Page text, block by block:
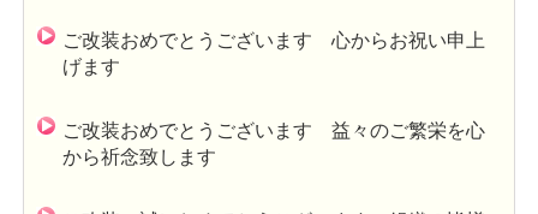
ご改装おめでとうございます 心からお祝い申上
げます
ご改装おめでとうございます 益々のご繁栄を心
から祈念致します